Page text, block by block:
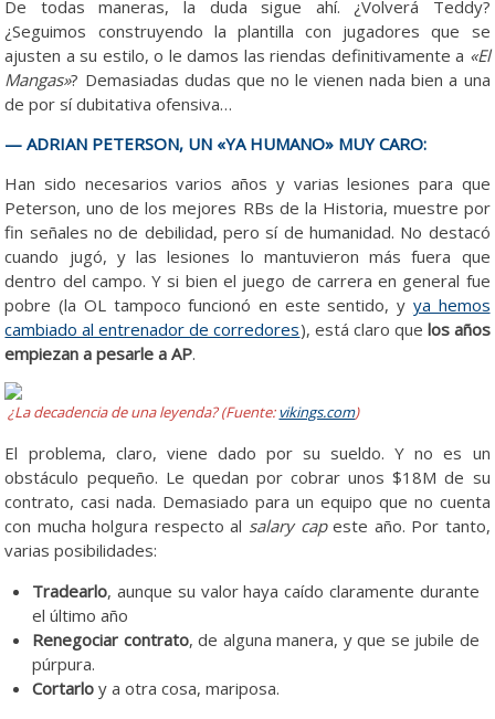
De todas maneras, la duda sigue ahí. ¿Volverá Teddy?
¿Seguimos construyendo la plantilla con jugadores que se
ajusten a su estilo, o le damos las riendas definitivamente a «El
Mangas»? Demasiadas dudas que no le vienen nada bien a una
de por sí dubitativa ofensiva…
— ADRIAN PETERSON, UN «YA HUMANO» MUY CARO:
Han sido necesarios varios años y varias lesiones para que
Peterson, uno de los mejores RBs de la Historia, muestre por
fin señales no de debilidad, pero sí de humanidad. No destacó
cuando jugó, y las lesiones lo mantuvieron más fuera que
dentro del campo. Y si bien el juego de carrera en general fue
pobre (la OL tampoco funcionó en este sentido, y ya hemos
cambiado al entrenador de corredores), está claro que los años
empiezan a pesarle a AP.
¿La decadencia de una leyenda? (Fuente:vikings.com)
El problema, claro, viene dado por su sueldo. Y no es un
obstáculo pequeño. Le quedan por cobrar unos $18M de su
contrato, casi nada. Demasiado para un equipo que no cuenta
con mucha holgura respecto al salary capeste año. Por tanto,
varias posibilidades:
Tradearlo, aunque su valor haya caído claramente durante
el último año
Renegociar contrato, de alguna manera, y que se jubile de
púrpura.
Cortarlo y a otra cosa, mariposa.